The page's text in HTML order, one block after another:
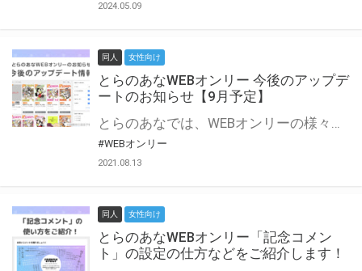
2024.05.09
同人 女性向け
とらのあなWEBオンリー 今後のアップデ
ートのお知らせ【9月予定】
とらのあなでは、WEBオンリーの様々な支援を実施しています。 今回は2021年9月に実装を予定しているアップデート情報についてご紹介いたします。 とらのあなWEBオンリーサイトはこちら
#WEBオンリー
2021.08.13
同人 女性向け
とらのあなWEBオンリー「記念コメン
ト」の設定の仕方などをご紹介します！